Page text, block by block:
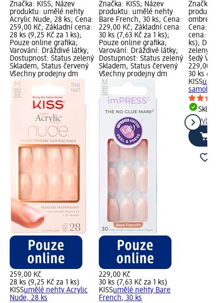
Značka: KISS; Název
produktu: umělé nehty
Acrylic Nude, 28 ks; Cena:
259,00 Kč; Základní cena:
28 ks (9,25 Kč za 1 ks);
Pouze online grafika;
Varování: Dráždivé látky;
Dostupnost: Status zelený
Skladem, Status červený
Všechny prodejny dm
259,00 Kč
28 ks (9,25 Kč za 1 ks)
KISSumělé nehty Acrylic
Nude, 28 ks
Značka: KISS; Název
produktu: umělé nehty
Bare French, 30 ks; Cena:
229,00 Kč; Základní cena:
30 ks (7,63 Kč za 1 ks);
Pouze online grafika;
Varování: Dráždivé látky;
Dostupnost: Status zelený
Skladem, Status červený
Všechny prodejny dm
229,00 Kč
30 ks (7,63 Kč za 1 ks)
KISSumělé nehty Bare
French, 30 ks
Značka:
ombré
Cena:
cena: 30
ks);
zelený
šedý
229,00
30 ks
KISS